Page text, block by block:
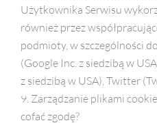
Użytkownika Serwisu
również przez
podmioty, w szczególności
(Google Inc. z siedzibą w
z siedzibą w USA), Twitter
9. Zarządzanie plikami
cofać zgodę?